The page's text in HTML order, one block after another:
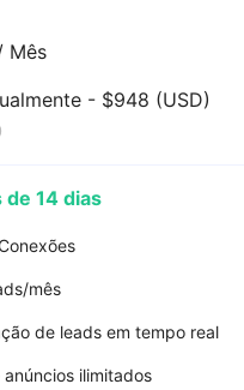
Mês
- $948 (USD)
14 dias
mês
de leads em tempo real
ilimitados